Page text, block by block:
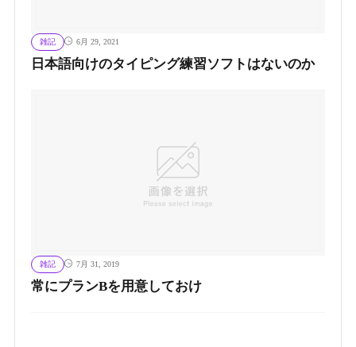
雑記 6月 29, 2021
日本語向けのタイピング練習ソフトはないのか
雑記 7月 31, 2019
常にプランBを用意しておけ